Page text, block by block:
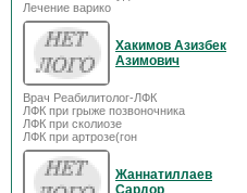
Лечение варико
Хакимов Азизбек
Азимович
Врач Реабилитолог-ЛФК
ЛФК при грыже позвоночника
ЛФК при сколиозе
ЛФК при артрозе(гон
Жаннатиллаев
Сардор